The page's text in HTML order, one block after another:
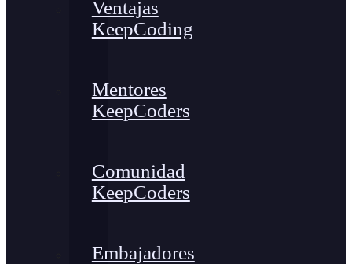
Ventajas
KeepCoding
Mentores
KeepCoders
Comunidad
KeepCoders
Embajadores